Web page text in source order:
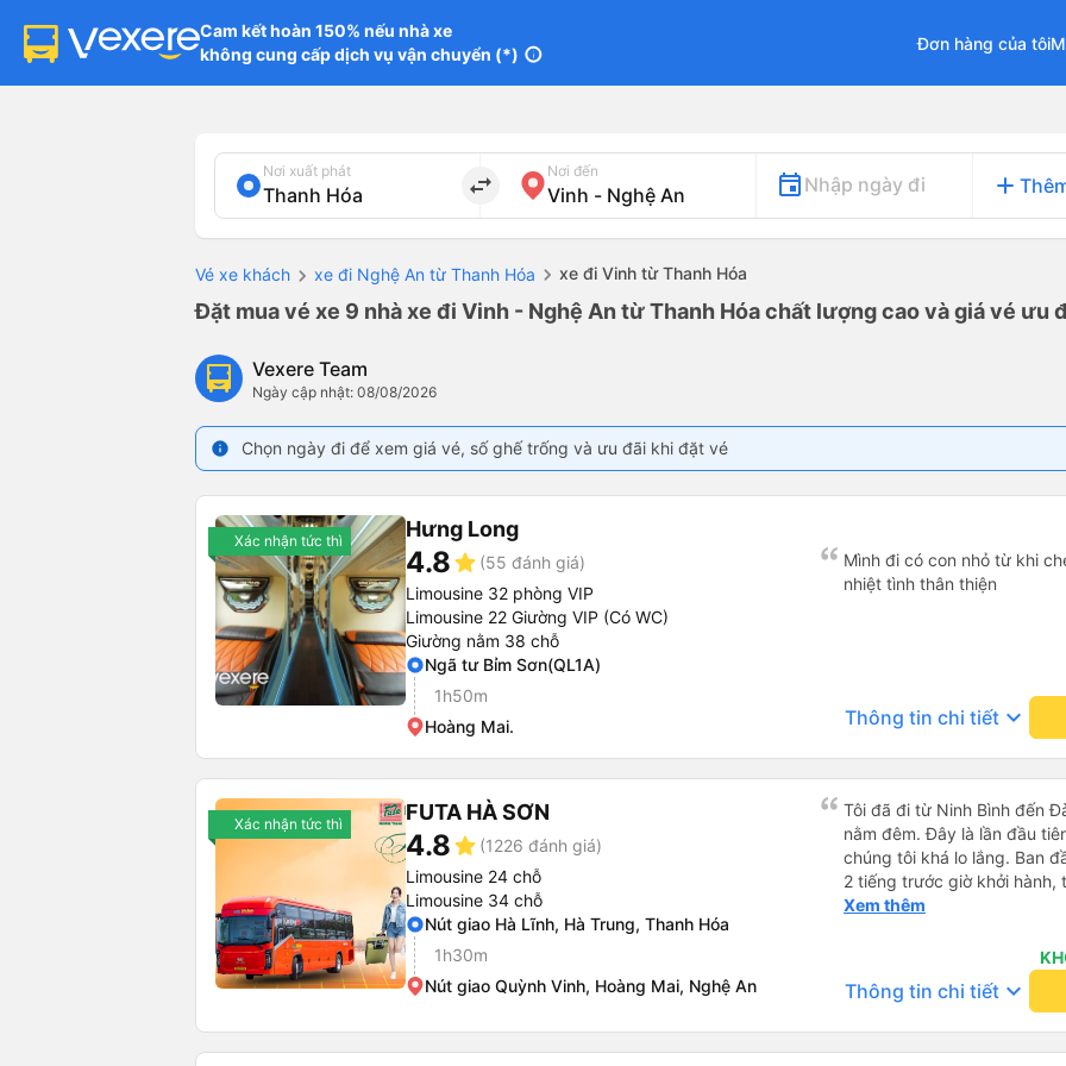
Cam kết hoàn 150% nếu nhà xe
không cung cấp dịch vụ vận chuyển (*) info
Đơn hàng của tôi
Nơi xuất phát
import_export
Nơi đến
Nhập ngày đi add
Vé xe khách xe đi Nghệ An từ Thanh Hóa xe đi Vinh từ Thanh Hóa
Đặt mua vé xe 9 nhà xe đi Vinh - Nghệ An từ Thanh Hóa chất lượng cao và giá vé ưu
Vexere Team
Ngày cập nhật: 08/08/2026
info Chọn ngày đi để xem giá vé, số ghế trống và ưu đãi khi đặt vé
Xác nhận tức thì Hưng Long
4.8star (55 đánh giá)
Limousine 32 phòng VIP
Limousine 22 Giường VIP (Có WC)
Giường nằm 38 chỗ
Ngã tư Bỉm Sơn(QL1A)
1h50m
Hoàng Mai.
Mình đi có con nhỏ từ khi
nhiệt tình thân thiện
Thông tin chi tiết keyboard_arrow_down
Xác nhận tức thì FUTA HÀ SƠN
4.8star (1226 đánh giá)
Limousine 24 chỗ
Limousine 34 chỗ
Nút giao Hà Lĩnh, Hà Trung, Thanh Hóa
1h30m
Nút giao Quỳnh Vinh, Hoàng Mai, Nghệ An
Tôi đã đi từ Ninh Bình đến
nằm đêm. Đây là lần đầu
chúng tôi khá lo lắng. Ban
2 tiếng trước giờ khởi
qua email. Chúng tôi đến
được phản hồi nhanh
Họ cho chúng tôi biết xe
buýt đến, tài xế đã đến tận
Xem thêm
Thông tin chi tiết keyboard_arrow_down